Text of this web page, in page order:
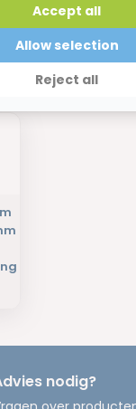
producten
nodig?
Reject all
Allow selection
Accept all